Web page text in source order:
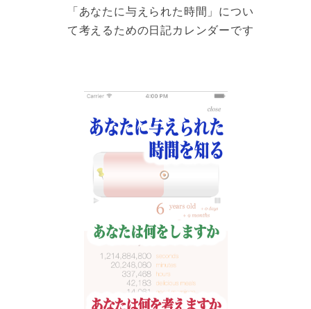
「あなたに与えられた時間」につい
て考えるための日記カレンダーです